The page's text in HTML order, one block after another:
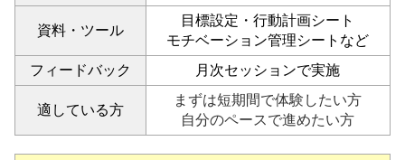
資料・ツール
目標設定・行動計画シート
モチベーション管理シートなど
フィードバック
月次セッションで実施
適している方
まずは短期間で体験したい方
自分のペースで進めたい方